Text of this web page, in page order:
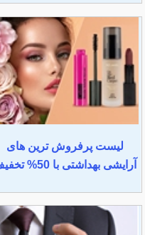
لیست پرفروش ترین های
آرایشی بهداشتی با 50% تخفیف